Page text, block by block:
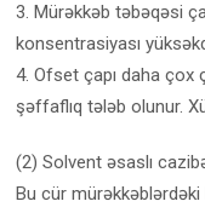
3. Mürəkkəb təbəqəsi
konsentrasiyası
4. Ofset çapı daha çox
şəffaflıq tələb olunur.
(2) Solvent əsaslı
Bu cür